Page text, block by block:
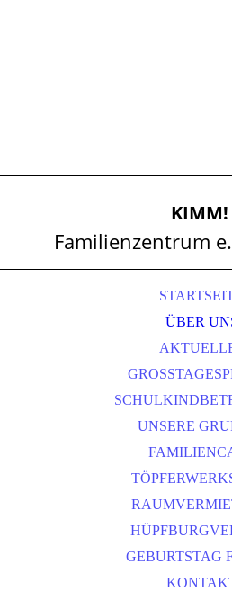
KIMM!
Familienzentrum
ÜBER
UNSERE
GEBURTSTAG